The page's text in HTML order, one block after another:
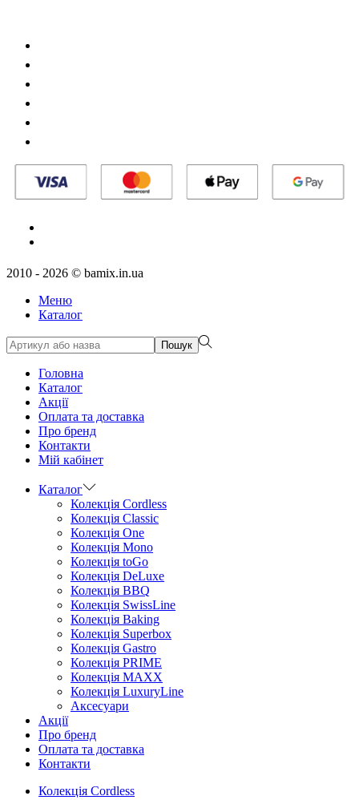
2010 - 2026 © bamix.in.ua
Меню
Каталог
Пошук
Головна
Каталог
Aкції
Оплата та доставка
Про бренд
Контакти
Мій кабінет
Каталог
Колекція Cordless
Колекція Classic
Колекція One
Колекція Mono
Колекція toGo
Колекція DeLuxe
Колекція BBQ
Колекція SwissLine
Колекція Baking
Колекція Superbox
Колекція Gastro
Колекція PRIME
Колекція MAXX
Колекція LuxuryLine
Аксесуари
Aкції
Про бренд
Оплата та доставка
Контакти
Колекція Cordless